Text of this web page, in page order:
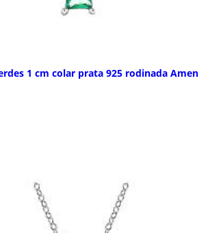
1 cm colar prata 925 rodinada Amen